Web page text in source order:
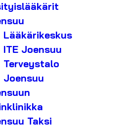
Lääkärikeskus
ITE Joensuu
Terveystalo
Joensuu
Taksi